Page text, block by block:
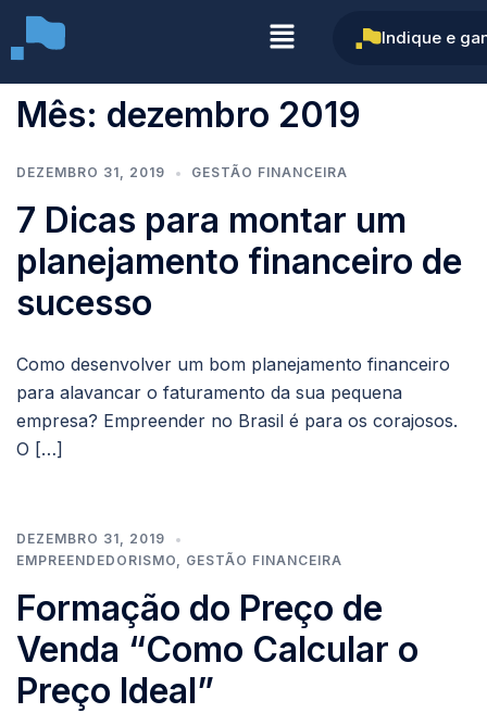
Indique e
Mês: dezembro 2019
DEZEMBRO 31, 2019 GESTÃO FINANCEIRA
7 Dicas para montar um
planejamento financeiro de
sucesso
Como desenvolver um bom planejamento financeiro
para alavancar o faturamento da sua pequena
empresa? Empreender no Brasil é para os corajosos.
O […]
DEZEMBRO 31, 2019
EMPREENDEDORISMO, GESTÃO FINANCEIRA
Formação do Preço de
Venda “Como Calcular o
Preço Ideal”